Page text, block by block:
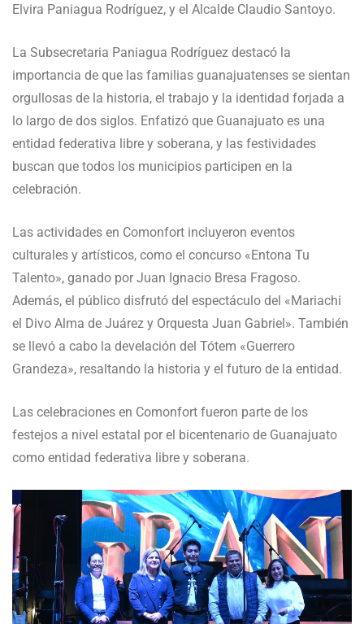
Elvira Paniagua Rodríguez, y el Alcalde Claudio Santoyo.
La Subsecretaria Paniagua Rodríguez destacó la
importancia de que las familias guanajuatenses se sientan
orgullosas de la historia, el trabajo y la identidad forjada a
lo largo de dos siglos. Enfatizó que Guanajuato es una
entidad federativa libre y soberana, y las festividades
buscan que todos los municipios participen en la
celebración.
Las actividades en Comonfort incluyeron eventos
culturales y artísticos, como el concurso «Entona Tu
Talento», ganado por Juan Ignacio Bresa Fragoso.
Además, el público disfrutó del espectáculo del «Mariachi
el Divo Alma de Juárez y Orquesta Juan Gabriel». También
se llevó a cabo la develación del Tótem «Guerrero
Grandeza», resaltando la historia y el futuro de la entidad.
Las celebraciones en Comonfort fueron parte de los
festejos a nivel estatal por el bicentenario de Guanajuato
como entidad federativa libre y soberana.